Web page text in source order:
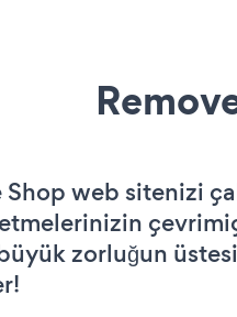
web sitenizi
çevrimiçi
zorluğun